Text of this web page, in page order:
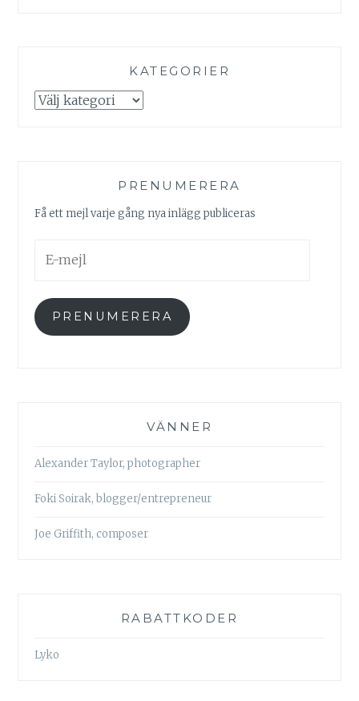
KATEGORIER
Kategorier
PRENUMERERA
Få ett mejl varje gång nya inlägg publiceras
mejl
PRENUMERERA
VÄNNER
Alexander Taylor, photographer
Foki Soirak, blogger/entrepreneur
Joe Griffith, composer
RABATTKODER
Lyko